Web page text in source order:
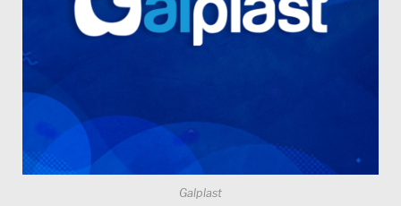
Galplast